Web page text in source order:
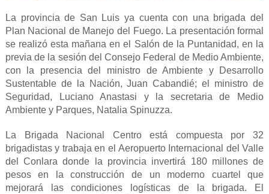
La provincia de San Luis ya cuenta con una brigada del
Plan Nacional de Manejo del Fuego. La presentación formal
se realizó esta mañana en el Salón de la Puntanidad, en la
previa de la sesión del Consejo Federal de Medio Ambiente,
con la presencia del ministro de Ambiente y Desarrollo
Sustentable de la Nación, Juan Cabandié; el ministro de
Seguridad, Luciano Anastasi y la secretaria de Medio
Ambiente y Parques, Natalia Spinuzza.
La Brigada Nacional Centro está compuesta por 32
brigadistas y trabaja en el Aeropuerto Internacional del Valle
del Conlara donde la provincia invertirá 180 millones de
pesos en la construcción de un moderno cuartel que
mejorará las condiciones logísticas de la brigada. El